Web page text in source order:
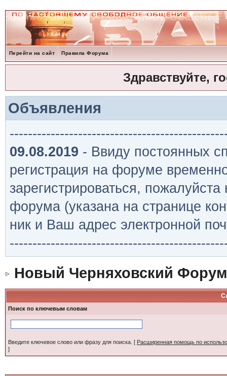
Перейти на сайт Правила Форума
Здравствуйте,
Объявления
09.08.2019 - Ввиду постоянных
регистрация на форуме
зарегистрироваться,
форума (указана на странице
ник и Ваш адрес электронной
Новый Черняховский Форум
Поиск по ключевым словам
Введите ключевое слово или фразу для поиска. [ Расширенная помощь по
]